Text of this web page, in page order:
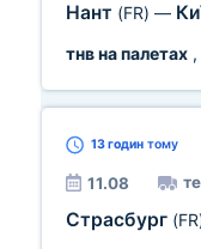
Нант (FR) —
тнв на палетах
13 годин тому
11.08
Страсбург